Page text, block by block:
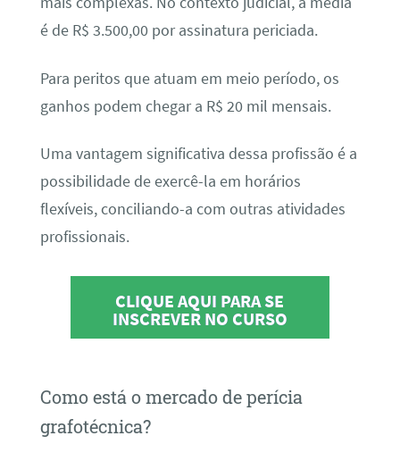
é de R$ 3.500,00 por assinatura periciada.
Para peritos que atuam em meio período, os
ganhos podem chegar a R$ 20 mil mensais.
Uma vantagem significativa dessa profissão é a
possibilidade de exercê-la em horários
flexíveis, conciliando-a com outras atividades
profissionais.
CLIQUE AQUI PARA SE
INSCREVER NO CURSO
Como está o mercado de perícia
grafotécnica?